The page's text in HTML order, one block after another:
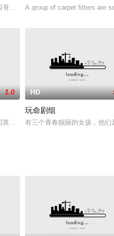
，四处为非作歹的不法之徒强尼（马
A group of carpet fitters are
1.0
带着6岁的女儿珠熙搬入某商品房
HD
玩命剧组
有三个青春靓丽的女孩，他们